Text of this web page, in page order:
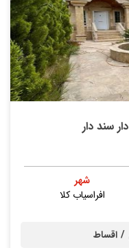
سند دار
شهر
افراسیاب کلا
اقساط